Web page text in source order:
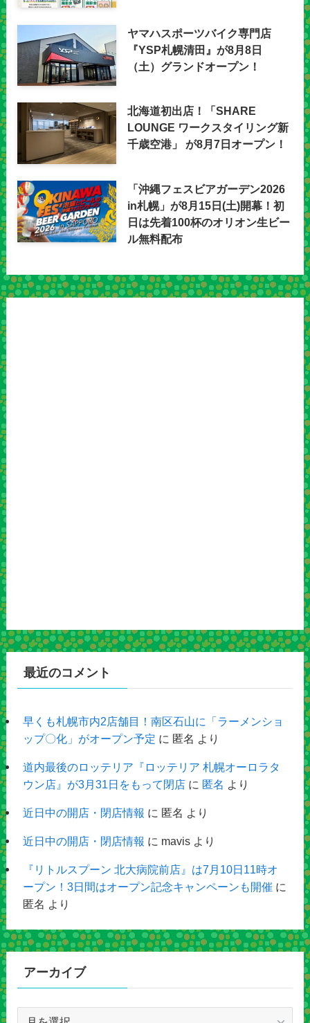
ヤマハスポーツバイク専門店
『YSP札幌清田』が8月8日
（土）グランドオープン！
北海道初出店！「SHARE
LOUNGE ワークスタイリング新
千歳空港」 が8月7日オープン！
「沖縄フェスビアガーデン2026
in札幌」が8月15日(土)開幕！初
日は先着100杯のオリオン生ビー
ル無料配布
最近のコメント
早くも札幌市内2店舗目！南区石山に「ラーメンショ
ップ〇化」がオープン予定 に 匿名 より
道内最後のロッテリア『ロッテリア 札幌オーロラタ
ウン店』が3月31日をもって閉店に 匿名 より
近日中の開店・閉店情報 に 匿名 より
近日中の開店・閉店情報 に mavisより
『リトルスプーン 北大病院前店』は7月10日11時オ
ープン！3日間はオープン記念キャンペーンも開催 に
匿名 より
アーカイブ